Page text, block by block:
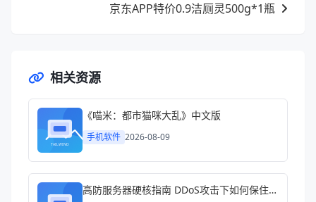
京东APP特价0.9洁厕灵500g*1瓶
相关资源
《喵米：都市猫咪大乱》中文版
手机软件 2026-08-09
高防服务器硬核指南 DDoS攻击下如何保住你的生意